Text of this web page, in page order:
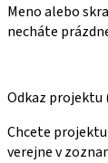
Meno alebo
necháte
Odkaz projektu
Chcete
verejne v